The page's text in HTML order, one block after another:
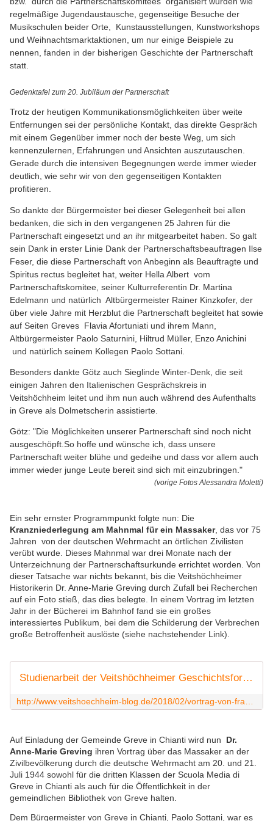
regelmäßige Jugendaustausche, gegenseitige Besuche der
Musikschulen beider Orte, Kunstausstellungen, Kunstworkshops
und Weihnachtsmarktaktionen, um nur einige Beispiele zu
nennen, fanden in der bisherigen Geschichte der Partnerschaft
statt.
Gedenktafel zum 20. Jubiläum der Partnerschaft
Trotz der heutigen Kommunikationsmöglichkeiten über weite
Entfernungen sei der persönliche Kontakt, das direkte Gespräch
mit einem Gegenüber immer noch der beste Weg, um sich
kennenzulernen, Erfahrungen und Ansichten auszutauschen.
Gerade durch die intensiven Begegnungen werde immer wieder
deutlich, wie sehr wir von den gegenseitigen Kontakten
profitieren.
So dankte der Bürgermeister bei dieser Gelegenheit bei allen
bedanken, die sich in den vergangenen 25 Jahren für die
Partnerschaft eingesetzt und an ihr mitgearbeitet haben. So galt
sein Dank in erster Linie Dank der Partnerschaftsbeauftragen Ilse
Feser, die diese Partnerschaft von Anbeginn als Beauftragte und
Spiritus rectus begleitet hat, weiter Hella Albert vom
Partnerschaftskomitee, seiner Kulturreferentin Dr. Martina
Edelmann und natürlich Altbürgermeister Rainer Kinzkofer, der
über viele Jahre mit Herzblut die Partnerschaft begleitet hat sowie
auf Seiten Greves Flavia Afortuniati und ihrem Mann,
Altbürgermeister Paolo Saturnini, Hiltrud Müller, Enzo Anichini
und natürlich seinem Kollegen Paolo Sottani.
Besonders dankte Götz auch Sieglinde Winter-Denk, die seit
einigen Jahren den Italienischen Gesprächskreis in
Veitshöchheim leitet und ihm nun auch während des Aufenthalts
in Greve als Dolmetscherin assistierte.
Götz: "Die Möglichkeiten unserer Partnerschaft sind noch nicht
ausgeschöpft.So hoffe und wünsche ich, dass unsere
Partnerschaft weiter blühe und gedeihe und dass vor allem auch
immer wieder junge Leute bereit sind sich mit einzubringen."
(vorige Fotos Alessandra Moletti)
Ein sehr ernster Programmpunkt folgte nun: Die
Kranzniederlegung am Mahnmal für ein Massaker, das vor 75
Jahren von der deutschen Wehrmacht an örtlichen Zivilisten
verübt wurde. Dieses Mahnmal war drei Monate nach der
Unterzeichnung der Partnerschaftsurkunde errichtet worden. Von
dieser Tatsache war nichts bekannt, bis die Veitshöchheimer
Historikerin Dr. Anne-Marie Greving durch Zufall bei Recherchen
auf ein Foto stieß, das dies belegte. In einem Vortrag im letzten
Jahr in der Bücherei im Bahnhof fand sie ein großes
interessiertes Publikum, bei dem die Schilderung der Verbrechen
große Betroffenheit auslöste (siehe nachstehender Link).
Studienarbeit der Veitshöchheimer Geschichtsforscherin Dr. Anne-Marie Greving offenbart: Nazi-Schergen richteten auch in der italienischen Partnerstadt Greve in Chianti ein kriegsverbrecherisches Massaker an. - Veitshöchheim News
Auf Einladung der Gemeinde Greve in Chianti wird nun Dr.
Anne-Marie Greving ihren Vortrag über das Massaker an der
Zivilbevölkerung durch die deutsche Wehrmacht am 20. und 21.
Juli 1944 sowohl für die dritten Klassen der Scuola Media di
Greve in Chianti als auch für die Öffentlichkeit in der
gemeindlichen Bibliothek von Greve halten.
Dem Bürgermeister von Greve in Chianti, Paolo Sottani, war es